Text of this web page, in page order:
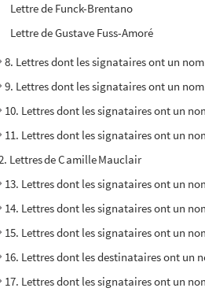
Lettre de Funck-Brentano
Lettre de Gustave Fuss-Amoré
8. Lettres dont les signataires ont un
9. Lettres dont les signataires ont un
10. Lettres dont les signataires ont un
11. Lettres dont les signataires ont un
Lettres de Camille Mauclair
13. Lettres dont les signataires ont un
14. Lettres dont les signataires ont un
15. Lettres dont les signataires ont un
16. Lettres dont les destinataires ont un
17. Lettres dont les signataires ont un